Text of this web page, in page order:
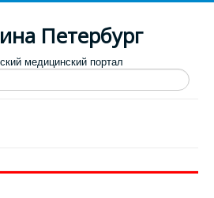
Петербург
медицинский портал